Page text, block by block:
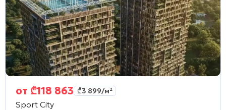
от ₾118 863 ₾3 899/м²
Sport City